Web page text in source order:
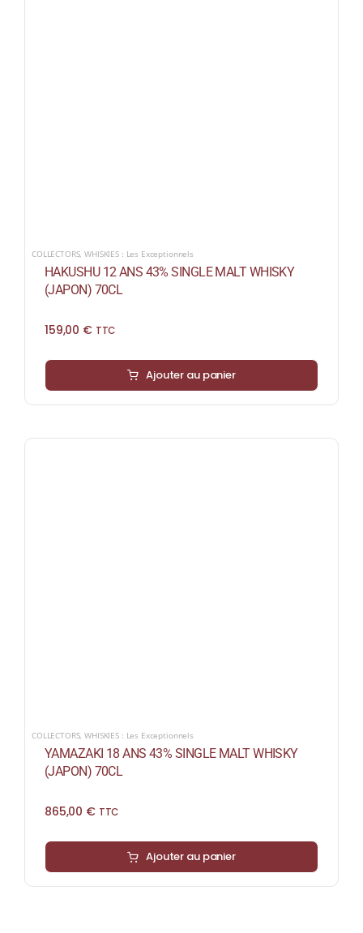
COLLECTORS,WHISKIES : Les Exceptionnels
HAKUSHU 12 ANS 43% SINGLE MALT WHISKY
(JAPON) 70CL
159,00 € TTC
Ajouter au panier
COLLECTORS,WHISKIES : Les Exceptionnels
YAMAZAKI 18 ANS 43% SINGLE MALT WHISKY
(JAPON) 70CL
865,00 € TTC
Ajouter au panier